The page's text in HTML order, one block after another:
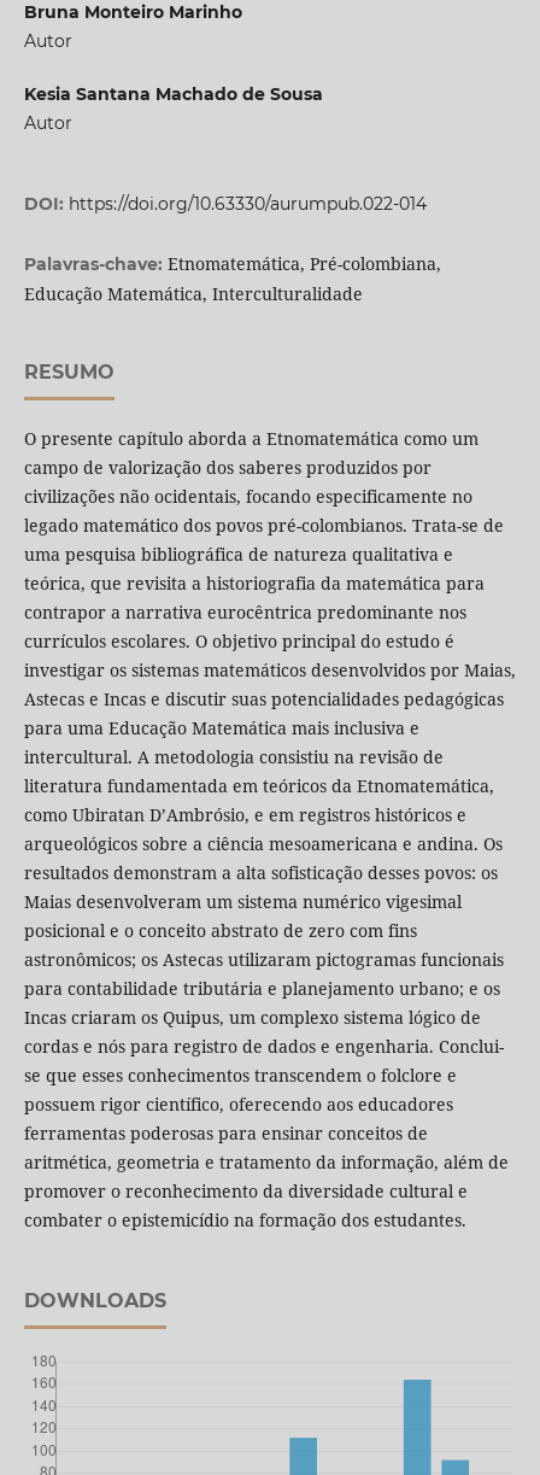
Bruna Monteiro Marinho
Autor
Kesia Santana Machado de Sousa
Autor
DOI: https://doi.org/10.63330/aurumpub.022-014
Palavras-chave: Etnomatemática, Pré-colombiana,
Educação Matemática, Interculturalidade
RESUMO
O presente capítulo aborda a Etnomatemática como um
campo de valorização dos saberes produzidos por
civilizações não ocidentais, focando especificamente no
legado matemático dos povos pré-colombianos. Trata-se de
uma pesquisa bibliográfica de natureza qualitativa e
teórica, que revisita a historiografia da matemática para
contrapor a narrativa eurocêntrica predominante nos
currículos escolares. O objetivo principal do estudo é
investigar os sistemas matemáticos desenvolvidos por Maias,
Astecas e Incas e discutir suas potencialidades pedagógicas
para uma Educação Matemática mais inclusiva e
intercultural. A metodologia consistiu na revisão de
literatura fundamentada em teóricos da Etnomatemática,
como Ubiratan D’Ambrósio, e em registros históricos e
arqueológicos sobre a ciência mesoamericana e andina. Os
resultados demonstram a alta sofisticação desses povos: os
Maias desenvolveram um sistema numérico vigesimal
posicional e o conceito abstrato de zero com fins
astronômicos; os Astecas utilizaram pictogramas funcionais
para contabilidade tributária e planejamento urbano; e os
Incas criaram os Quipus, um complexo sistema lógico de
cordas e nós para registro de dados e engenharia. Conclui-
se que esses conhecimentos transcendem o folclore e
possuem rigor científico, oferecendo aos educadores
ferramentas poderosas para ensinar conceitos de
aritmética, geometria e tratamento da informação, além de
promover o reconhecimento da diversidade cultural e
combater o epistemicídio na formação dos estudantes.
DOWNLOADS